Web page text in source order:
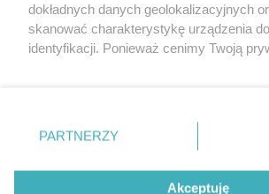
Partnerzy
Praca Szczecin
© 2026
dokładnych danych geolokalizacyjnych
skanować charakterystykę urządzenia
identyfikacji. Ponieważ cenimy Twoją
prywatności znajdujący się w lewym
. Niektóre rodzaje przetwarzania
takiemu przetwarzaniu. Preferencje będą
PARTNERZY
Akceptuję